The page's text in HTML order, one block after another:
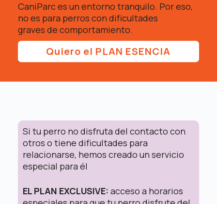
CaniParc es un entorno tranquilo. Por eso,
no es para perros con dificultades
graves de comportamiento.
Quiero el PLAN ESENCIA
Si tu perro no disfruta del contacto con
otros o tiene dificultades para
relacionarse, hemos creado un servicio
especial para él
EL PLAN EXCLUSIVE: acceso a horarios